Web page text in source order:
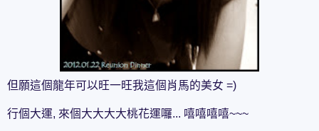
但願這個龍年可以旺一旺我這個肖馬的美女 =)
行個大運, 來個大大大大桃花運囉... 嘻嘻嘻嘻~~~